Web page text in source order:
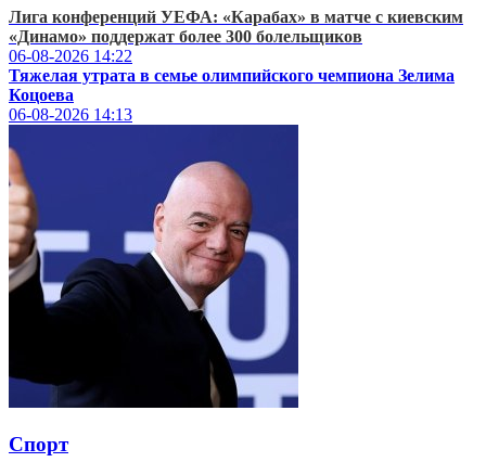
Лига конференций УЕФА: «Карабах» в матче с киевским
«Динамо» поддержат более 300 болельщиков
06-08-2026 14:22
Тяжелая утрата в семье олимпийского чемпиона Зелима
Коцоева
06-08-2026 14:13
Спорт